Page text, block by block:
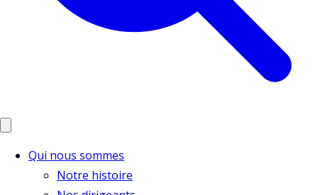
Qui nous sommes
Notre histoire